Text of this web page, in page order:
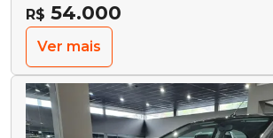
R$ 54.000
Ver mais